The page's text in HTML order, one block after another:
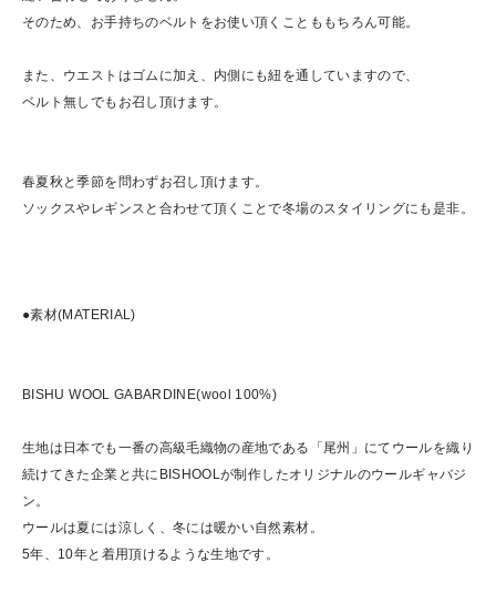
そのため、お手持ちのベルトをお使い頂くことももちろん可能。
また、ウエストはゴムに加え、内側にも紐を通していますので、
ベルト無しでもお召し頂けます。
春夏秋と季節を問わずお召し頂けます。
ソックスやレギンスと合わせて頂くことで冬場のスタイリングにも是非。
●素材(MATERIAL)
BISHU WOOL GABARDINE(wool 100%)
生地は日本でも一番の高級毛織物の産地である「尾州」にてウールを織り
続けてきた企業と共にBISHOOLが制作したオリジナルのウールギャバジ
ン。
ウールは夏には涼しく、冬には暖かい自然素材。
5年、10年と着用頂けるような生地です。